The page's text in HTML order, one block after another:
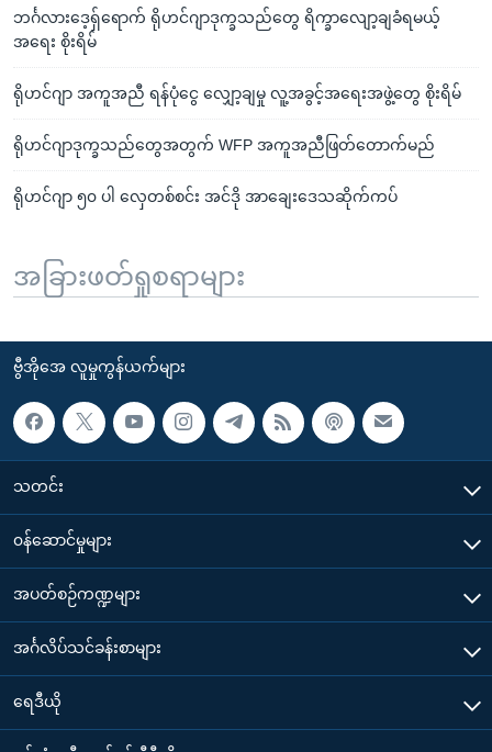
ဘင်္ဂလားဒေ့ရှ်ရောက် ရိုဟင်ဂျာဒုက္ခသည်တွေ ရိက္ခာလျော့ချခံရမယ့်
အရေး စိုးရိမ်
ရိုဟင်ဂျာ အကူအညီ ရန်ပုံငွေ လျှော့ချမှု လူ့အခွင့်အရေးအဖွဲ့တွေ စိုးရိမ်
ရိုဟင်ဂျာဒုက္ခသည်တွေအတွက် WFP အကူအညီဖြတ်တောက်မည်
ရိုဟင်ဂျာ ၅၀ ပါ လှေတစ်စင်း အင်ဒို အာချေးဒေသဆိုက်ကပ်
အခြားဖတ်ရှုစရာများ
ဗွီအိုအေ လူမှုကွန်ယက်များ
သတင်း
၀န်ဆောင်မှုများ
အပတ်စဉ်ကဏ္ဍများ
အင်္ဂလိပ်သင်ခန်းစာများ
ရေဒီယို